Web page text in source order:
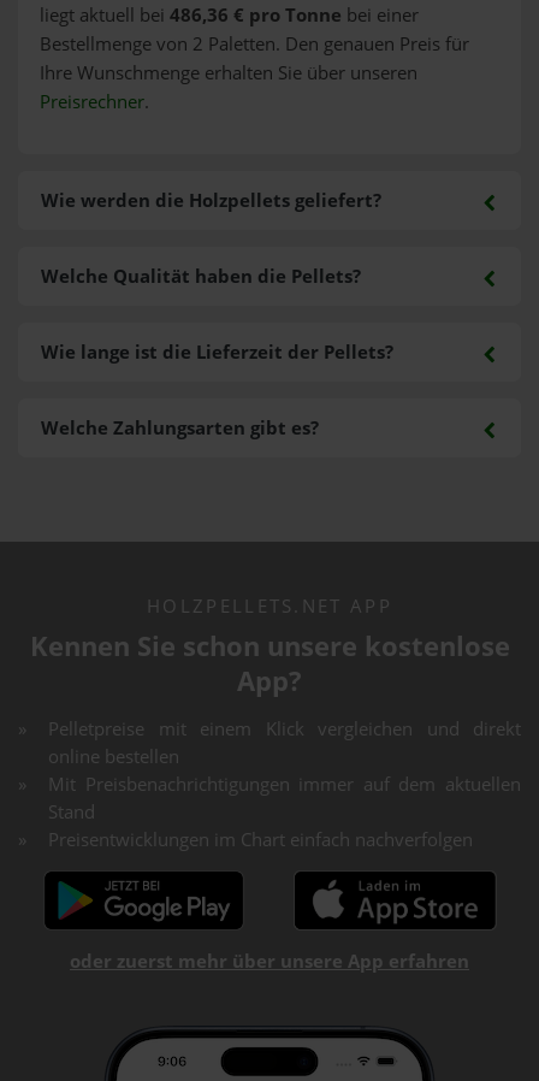
liegt aktuell bei 486,36 € pro Tonne bei einer
Bestellmenge von 2 Paletten. Den genauen Preis für
Ihre Wunschmenge erhalten Sie über unseren
Preisrechner.
Wie werden die Holzpellets geliefert?
Welche Zahlungsarten gibt es?
Welche Qualität haben die Pellets?
Wie lange ist die Lieferzeit der Pellets?
HOLZPELLETS.NET APP
Kennen Sie schon unsere kostenlose
App?
Pelletpreise mit einem Klick vergleichen und direkt
online bestellen
Mit Preisbenachrichtigungen immer auf dem aktuellen
Stand
Preisentwicklungen im Chart einfach nachverfolgen
oder zuerst mehr über unsere App erfahren